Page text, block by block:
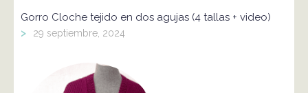
Gorro Cloche tejido en dos agujas (4 tallas + video)
> 29 septiembre, 2024